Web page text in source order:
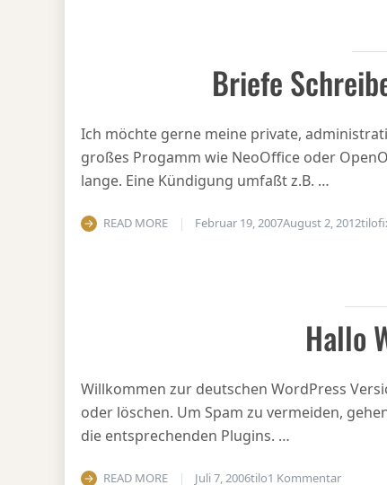
Briefe
Ich möchte gerne meine private,
großes Progamm wie NeoOffice oder
lange. Eine Kündigung umfaßt z.B. …
READ MORE Februar 19, 2007August 2, 2012
Hallo
Willkommen zur deutschen WordPress
oder löschen. Um Spam zu vermeiden,
die entsprechenden Plugins. …
READ MORE Juli 7, 2006tilo1 Kommentarzu Hallo